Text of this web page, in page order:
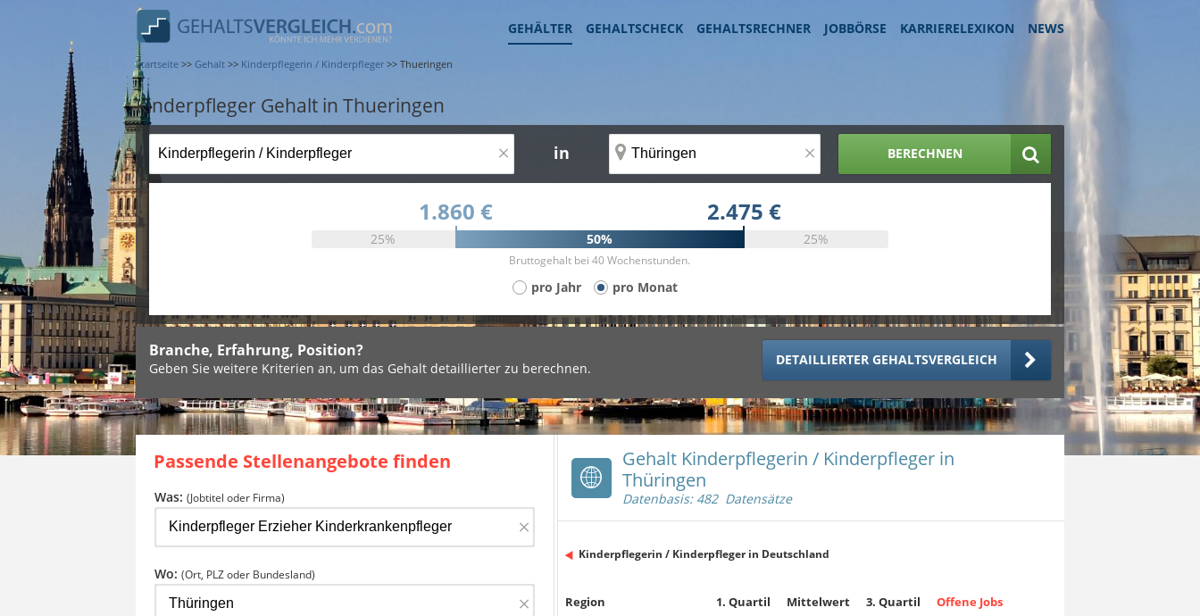
GEHÄLTER GEHALTSCHECK GEHALTSRECHNER JOBBÖRSE KARRIERELEXIKON NEWS
Startseite >> Gehalt >> Kinderpflegerin / Kinderpfleger >> Thueringen
Kinderpfleger Gehalt in Thueringen
× in × BERECHNEN
1.860 € 2.475 €
25% 50% 25%
Bruttogehalt bei 40 Wochenstunden.
pro Jahr pro Monat
Branche, Erfahrung, Position?
Geben Sie weitere Kriterien an, um das Gehalt detaillierter zu berechnen.
DETAILLIERTER GEHALTSVERGLEICH
Gehalt Kinderpflegerin / Kinderpfleger in
Thüringen
Datenbasis: 482 Datensätze
Kinderpflegerin / Kinderpfleger in Deutschland
Region 1. Quartil Mittelwert 3. Quartil Offene Jobs
Passende Stellenangebote finden
Was: (Jobtitel oder Firma)
×
Wo: (Ort, PLZ oder Bundesland)
×